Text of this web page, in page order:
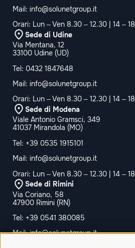
Mail: info@solunetgroup.it
Orari: Lun – Ven 8.30 – 12.30 | 14 – 18
Sede di Udine
Via Mentana, 12
33100 Udine (UD)
Tel: 0432 1847648
Mail: info@solunetgroup.it
Orari: Lun – Ven 8.30 – 12.30 | 14 – 18
Sede di Modena
Viale Antonio Gramsci, 349
41037 Mirandola (MO)
Tel: +39 0535 1915101
Mail: info@solunetgroup.it
Orari: Lun – Ven 8.30 – 12.30 | 14 – 18
Sede di Rimini
Via Coriano, 58
47900 Rimini (RN)
Tel: +39 0541 380085
Mail:info@solunetgroup.it